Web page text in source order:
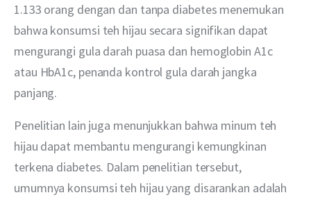
1.133 orang dengan dan tanpa diabetes menemukan
bahwa konsumsi teh hijau secara signifikan dapat
mengurangi gula darah puasa dan hemoglobin A1c
atau HbA1c, penanda kontrol gula darah jangka
panjang.
Penelitian lain juga menunjukkan bahwa minum teh
hijau dapat membantu mengurangi kemungkinan
terkena diabetes. Dalam penelitian tersebut,
umumnya konsumsi teh hijau yang disarankan adalah